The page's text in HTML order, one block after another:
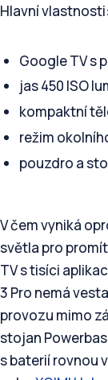
Hlavní vlastnosti:
Google TV s
jas 450 ISO
kompaktní
režim
pouzdro a
V čem vyniká
světla pro
TV s tisíci
3 Pro nemá
provozu mimo
stojan
s baterií rovnou